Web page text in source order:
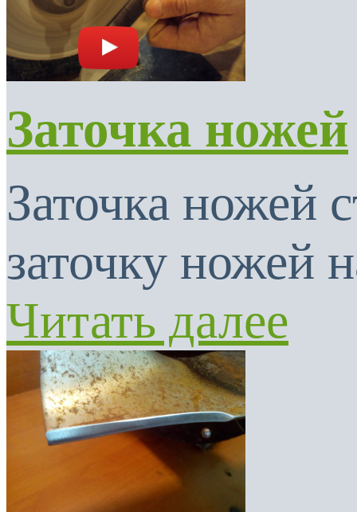
Заточка ножей
Заточка ножей
заточку ножей
Читать далее